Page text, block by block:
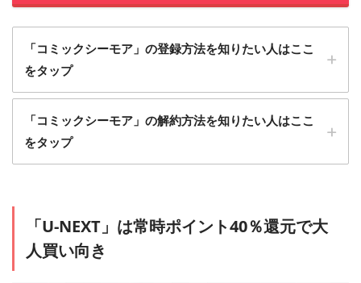
「コミックシーモア」の登録方法を知りたい人はここ
をタップ
1
「コミックシーモア」に無料会員登録する
「コミックシーモア」の解約方法を知りたい人はここ
をタップ
選択すれば解約完了です
「U-NEXT」は常時ポイント40％還元で大
人買い向き